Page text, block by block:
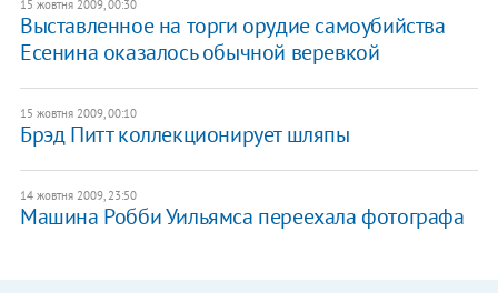
15 жовтня 2009, 00:30
Выставленное на торги орудие самоубийства
Есенина оказалось обычной веревкой
15 жовтня 2009, 00:10
Брэд Питт коллекционирует шляпы
14 жовтня 2009, 23:50
Машина Робби Уильямса переехала фотографа